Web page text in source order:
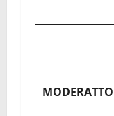
MODERATTO